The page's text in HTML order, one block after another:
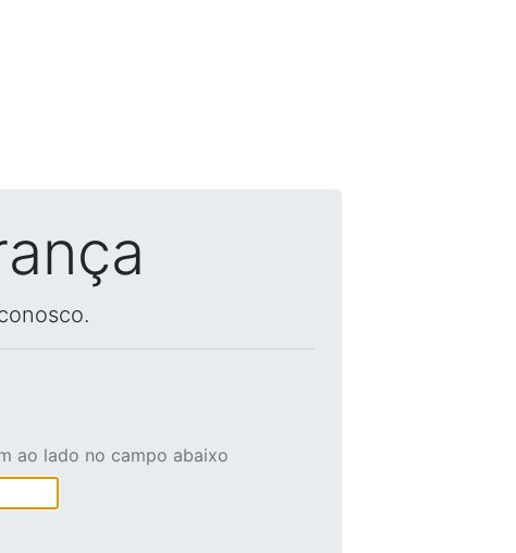
ao lado no campo abaixo